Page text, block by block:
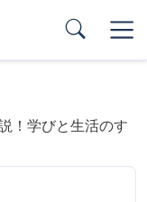
！学びと生活のす